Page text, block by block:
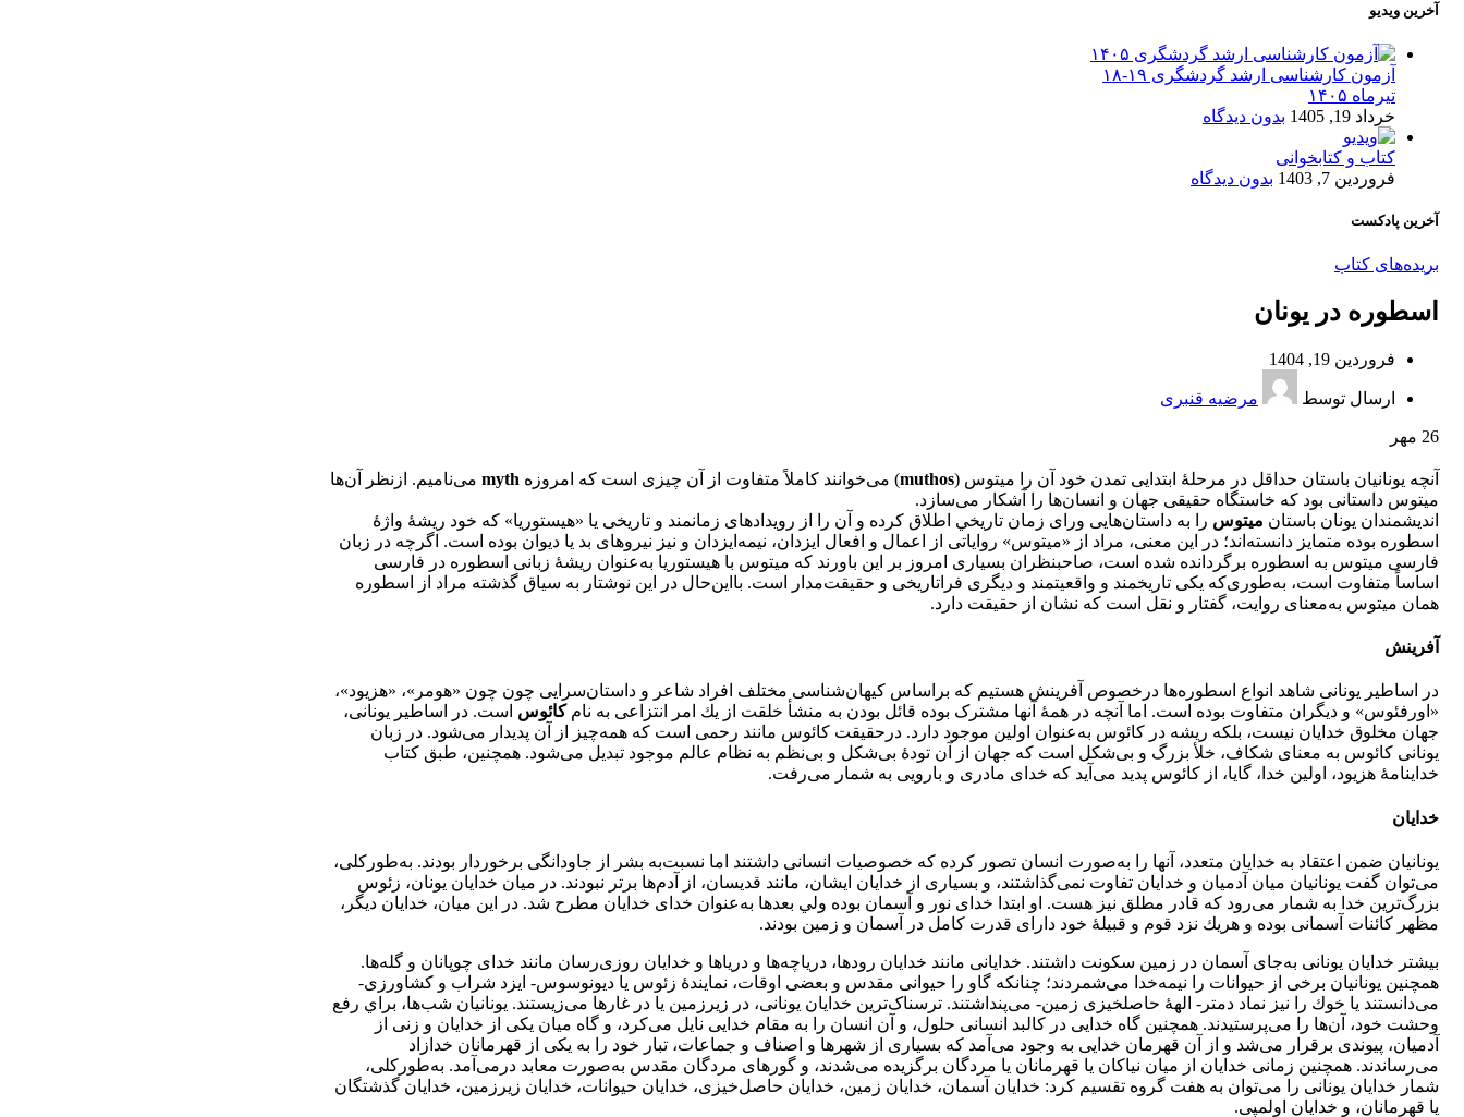
بریده‌های کتاب
اسطوره در یونان
فروردین 19, 1404
ارسال توسط مرضیه قنبری
26 مهر
آنچه يونانيان باستان ‌حداقل در مرحلۀ ابتدايی تمدن خود آن را ميتوس (muthos) می‌خوانند كاملاً متفاوت از آن چيزی است كه امروزه myth می‌ناميم. ازنظر آن‌ها
ميتوس داستانی بود كه خاستگاه حقيقی جهان و انسان‌ها را آشكار می‌سازد.
انديشمندان يونان باستان ميتوس را به داستان‌هايی ورای زمان تاريخي اطلاق كرده و آن را از رويدادهای زمانمند و تاريخی يا «هيستوريا» كه خود ريشۀ واژۀ
اسطوره بوده متمايز دانسته‌اند؛ در اين معنی، مراد از «ميتوس» رواياتی از اعمال و افعال ايزدان، نيمه‌ايزدان و نيز نيروهای بد يا ديوان بوده است. اگرچه در زبان
فارسی ميتوس به اسطوره برگردانده شده است، صاحبنظران بسياری امروز بر اين باورند كه ميتوس با هيستوريا به‌عنوان ريشۀ زبانی اسطوره در فارسی
اساساً متفاوت است، به‌طوری‌كه يكی تاريخمند و واقعيتمند و ديگری فراتاريخی و حقيقت‌مدار است. بااين‌حال در اين نوشتار به سياق گذشته مراد از اسطوره
همان ميتوس به‌معنای روايت، گفتار و نقل است كه نشان از حقيقت دارد.
آفرينش
در اساطير يونانی شاهد انواع اسطوره‌ها درخصوص آفرينش هستيم كه براساس كيهان‌شناسی مختلف افراد شاعر و داستان‌سرايی چون چون «هومر»، «هزيود»،
«اورفئوس» و ديگران متفاوت بوده است. اما آنچه در همۀ آنها مشترک بوده قائل ‌بودن به منشأ خلقت از يك امر انتزاعی به نامكائوس است. در اساطير يونانی،
جهان مخلوق خدايان نيست، بلكه ريشه در كائوس به‌عنوان اولين موجود دارد. درحقيقت كائوس مانند رحمی است كه همه‌چيز از آن پديدار می‌شود. در زبان
يونانی كائوس به معنای شكاف، خلأ بزرگ و بی‌شكل است كه جهان از آن تودۀ بی‌شكل و بی‌نظم به نظام عالم موجود تبديل می‌شود. همچنين، طبق كتاب
خداينامۀ هزيود، اولين خدا، گايا، از كائوس پديد می‌آيد كه خدای مادری و بارویی به شمار می‌رفت.
خدايان
يونانيان ضمن اعتقاد به خدايان متعدد، آنها را به‌صورت انسان تصور كرده كه خصوصيات انسانی داشتند اما نسبت‌به بشر از جاودانگی برخوردار بودند. به‌طوركلی،
می‌توان گفت يونانيان ميان آدميان و خدايان تفاوت نمی‌گذاشتند، و بسياری از خدايان ايشان، مانند قديسان، از آدم‌ها برتر نبودند. در ميان خدايان يونان، زئوس
بزرگ‌ترين خدا به شمار می‌رود كه قادر مطلق نيز هست. او ابتدا خدای نور و آسمان بوده ولي بعدها به‌عنوان خدای خدايان مطرح شد. در اين ميان، خدايان ديگر،
مظهر كائنات آسمانی بوده و هريك نزد قوم و قبيلۀ خود دارای قدرت كامل در آسمان و زمين بودند.
بيشتر خدايان يونانی به‌جای آسمان در زمين سكونت داشتند. خدايانی مانند خدايان رودها، درياچه‌ها و درياها و خدايان روزی‌رسان مانند خدای چوپانان و گله‌ها.
همچنين يونانيان برخی از حيوانات را نيمه‌خدا می‌شمردند؛ چنانكه گاو را حيوانی مقدس و بعضی اوقات، نمايندۀ زئوس يا ديونوسوس- ايزد شراب و كشاورزی-
می‌دانستند يا خوك را نيز نماد دمتر- الهۀ حاصلخيزی زمين- می‌پنداشتند. ترسناک‌ترين خدايان يونانی، در زيرزمين يا در غارها می‌زيستند. يونانيان شب‌ها، براي رفع
وحشت خود، آن‌ها را می‌پرستيدند. همچنين گاه خدايی در كالبد انسانی حلول، و آن انسان را به مقام خدايی نايل می‌كرد، و گاه ميان يكی از خدايان و زنی از
آدميان، پيوندی برقرار می‌شد و از آن قهرمان خدايی به وجود می‌آمد كه بسياری از شهرها و اصناف و جماعات، تبار خود را به يكی از قهرمانان خدازاد
می‌رساندند. همچنين زمانی خدايان از ميان نياكان يا قهرمانان يا مردگان برگزيده می‌شدند، و گورهای مردگان مقدس به‌صورت معابد درمی‌آمد. به‌طور‌كلی،
شمار خدايان يونانی را می‌توان به هفت گروه تقسيم كرد: خدايان آسمان، خدايان زمين، خدايان حاصل‌خيزی، خدايان حيوانات، خدايان زيرزمين، خدايان گذشتگان
يا قهرمانان، و خدايان اولمپی.
آخرین ویدیو
آزمون کارشناسی ارشد گردشگری ۱۹-۱۸
تیرماه ۱۴۰۵
خرداد 19, 1405
بدون دیدگاه
کتاب و کتابخوانی
فروردین 7, 1403
بدون دیدگاه
آخرین پادکست